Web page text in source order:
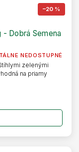
–20 %
- Dobrá Semena
NEDOSTUPNÉ
zelenými
na priamy